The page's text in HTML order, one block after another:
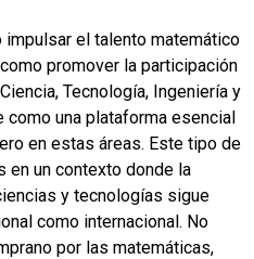
el talento matemático
promover la participación
Tecnología, Ingeniería y
una plataforma esencial
en estas áreas. Este tipo de
en un contexto donde la
y tecnologías sigue
como internacional. No
por las matemáticas,